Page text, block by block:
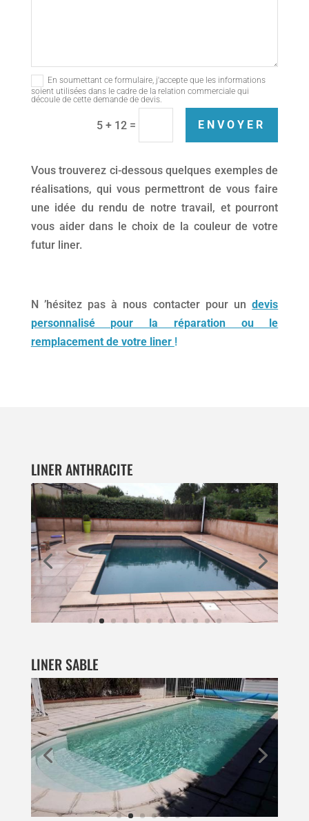
En soumettant ce formulaire, j'accepte que les informations
soient utilisées dans le cadre de la relation commerciale qui
découle de cette demande de devis.
5 + 12 = ENVOYER
Vous trouverez ci-dessous quelques exemples de
réalisations, qui vous permettront de vous faire
une idée du rendu de notre travail, et pourront
vous aider dans le choix de la couleur de votre
futur liner.
N ’hésitez pas à nous contacter pour undevis
personnalisé pour la réparation ou le
remplacement de votre liner !
LINER ANTHRACITE
LINER SABLE